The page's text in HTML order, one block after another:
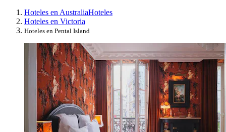
Hoteles en AustraliaHoteles
Hoteles en Victoria
Hoteles en Pental Island